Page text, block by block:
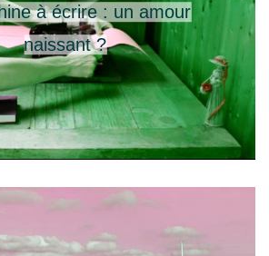
à écrire : un amour
naissant ?